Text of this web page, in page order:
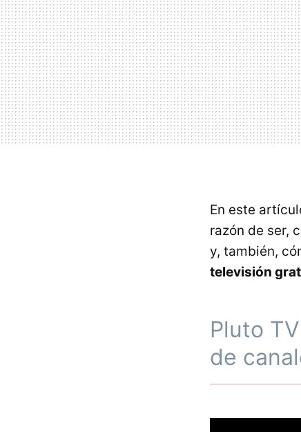
En este
razón de ser,
y, también,
televisión
Pluto
de